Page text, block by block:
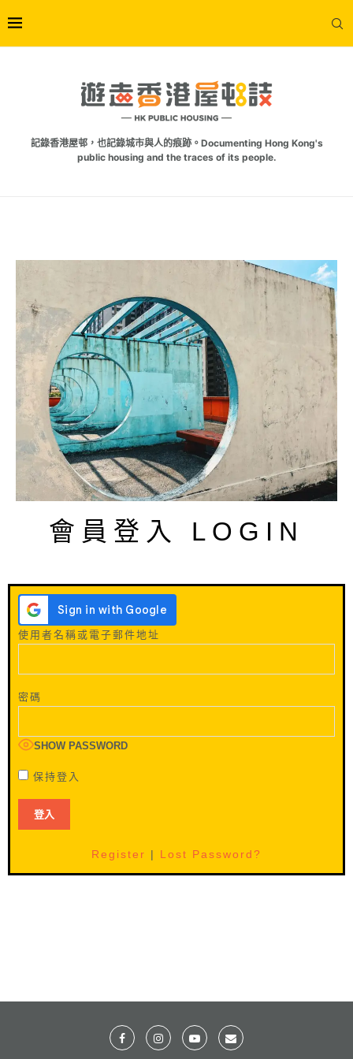
記錄香港屋邨，也記錄城市與人的痕跡。Documenting Hong Kong's
public housing and the traces of its people.
會員登入 LOGIN
使用者名稱或電子郵件地址
密碼
SHOW PASSWORD
保持登入
Register | Lost Password?